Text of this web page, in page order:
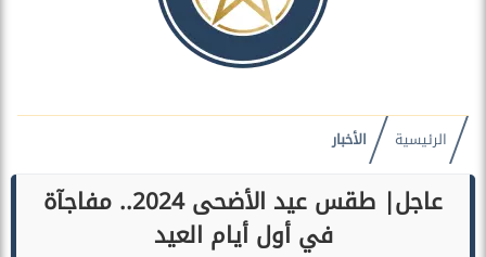
الرئيسية الأخبار
عاجل| طقس عيد الأضحى 2024.. مفاجآة
في أول أيام العيد